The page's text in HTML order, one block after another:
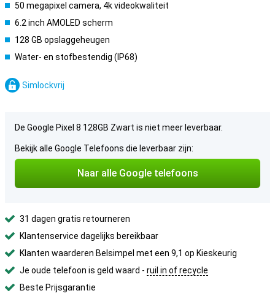
50 megapixel camera, 4k videokwaliteit
6.2 inch AMOLED scherm
128 GB opslaggeheugen
Water- en stofbestendig (IP68)
Simlockvrij
De Google Pixel 8 128GB Zwart is niet meer leverbaar.
Bekijk alle Google Telefoons die leverbaar zijn:
Naar alle Google telefoons
31 dagen gratis retourneren
Klantenservice dagelijks bereikbaar
Klanten waarderen Belsimpel met een 9,1 op Kieskeurig
Je oude telefoon is geld waard - ruil in of recycle
Beste Prijsgarantie